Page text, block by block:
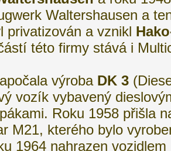
Waltershausen a
privatizován a vznikl
této firmy stává i
výroba DK 3
vozík vybavený
Roku 1958 přišla
M21, kterého bylo
1964 nahrazen